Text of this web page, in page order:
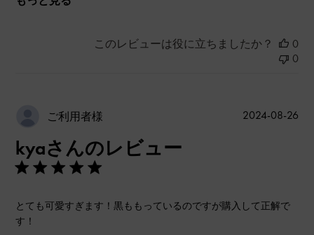
このレビューは役に立ちましたか？
0
0
ご利用者様
kyaさんのレビュー
とても可愛すぎます！黒ももっているのですが購入して正解で
す！
公
2024-08-26